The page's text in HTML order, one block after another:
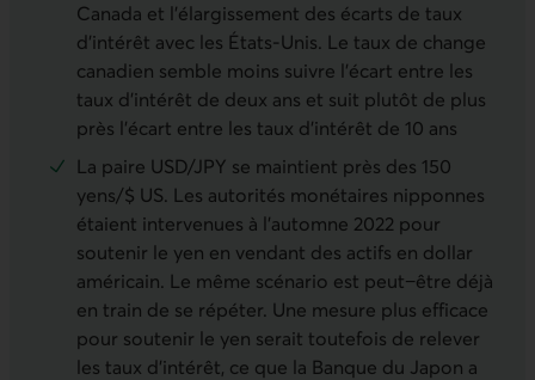
Canada et l’élargissement des écarts de taux
d’intérêt avec les États-Unis. Le taux de change
canadien semble moins suivre l’écart entre les
taux d’intérêt de deux ans et suit plutôt de plus
près l’écart entre les taux d’intérêt de 10 ans
La paire USD/JPY se maintient près des 150
yens/$ US. Les autorités monétaires nipponnes
étaient intervenues à l’automne 2022 pour
soutenir le yen en vendant des actifs en dollar
américain. Le même scénario est peut−être déjà
en train de se répéter. Une mesure plus efficace
pour soutenir le yen serait toutefois de relever
les taux d’intérêt, ce que la Banque du Japon a